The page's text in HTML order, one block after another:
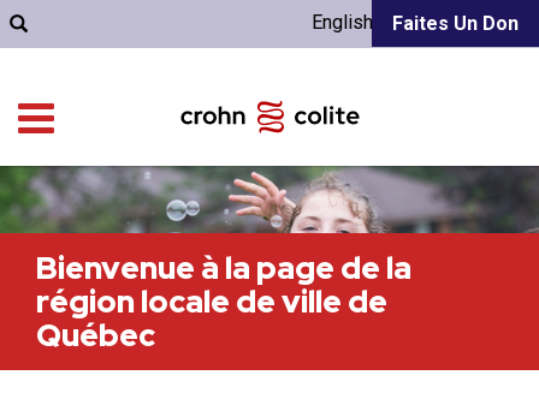
Faites Un Don
English
Bienvenue à la page de la
région locale de ville de
Québec